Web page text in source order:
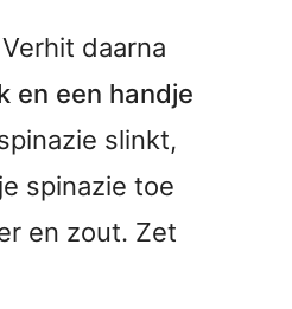
daarna
en een handje
slinkt,
spinazie toe
en zout. Zet